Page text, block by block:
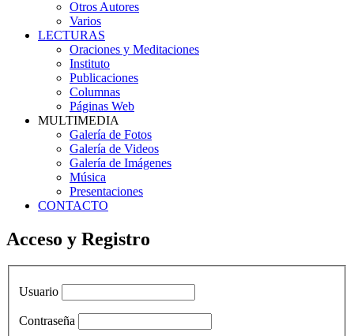
Otros Autores
Varios
LECTURAS
Oraciones y Meditaciones
Instituto
Publicaciones
Columnas
Páginas Web
MULTIMEDIA
Galería de Fotos
Galería de Videos
Galería de Imágenes
Música
Presentaciones
CONTACTO
Acceso y Registro
Usuario
Contraseña